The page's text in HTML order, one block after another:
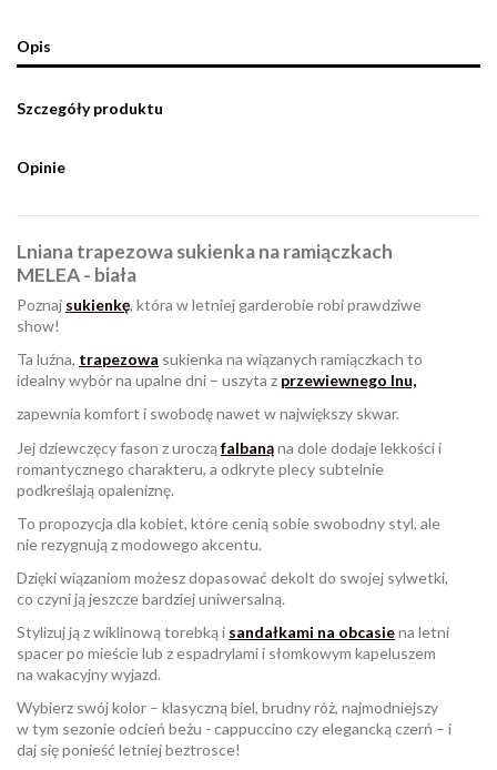
Opis
Szczegóły produktu
Opinie
Lniana trapezowa sukienka na ramiączkach
MELEA - biała
Poznaj sukienkę, która w letniej garderobie robi prawdziwe
show!
Ta luźna, trapezowa sukienka na wiązanych ramiączkach to
idealny wybór na upalne dni – uszyta z przewiewnego lnu,
zapewnia komfort i swobodę nawet w największy skwar.
Jej dziewczęcy fason z urocząfalbanąna dole dodaje lekkości i
romantycznego charakteru, a odkryte plecy subtelnie
podkreślają opaleniznę.
To propozycja dla kobiet, które cenią sobie swobodny styl, ale
nie rezygnują z modowego akcentu.
Dzięki wiązaniom możesz dopasować dekolt do swojej sylwetki,
co czyni ją jeszcze bardziej uniwersalną.
Stylizuj ją z wiklinową torebką i sandałkami na obcasiena letni
spacer po mieście lub z espadrylami i słomkowym kapeluszem
na wakacyjny wyjazd.
Wybierz swój kolor – klasyczną biel, brudny róż, najmodniejszy
w tym sezonie odcień beżu - cappuccino czy elegancką czerń – i
daj się ponieść letniej beztrosce!